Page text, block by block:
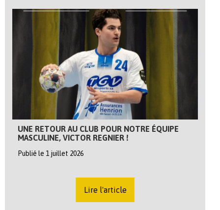
UNE RETOUR AU CLUB POUR NOTRE ÉQUIPE
MASCULINE, VICTOR REGNIER !
Publié le 1 juillet 2026
Lire l'article